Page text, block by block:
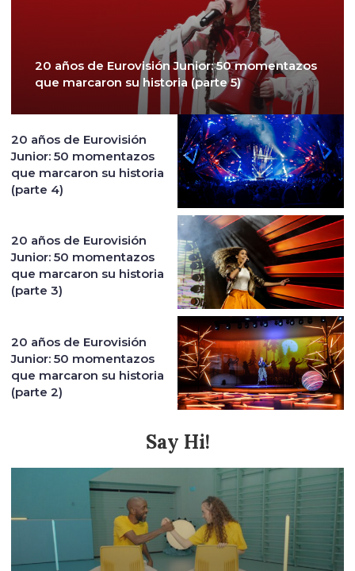
20 años de Eurovisión Junior: 50 momentazos
que marcaron su historia (parte 5)
20 años de Eurovisión
Junior: 50 momentazos
que marcaron su historia
(parte 4)
20 años de Eurovisión
Junior: 50 momentazos
que marcaron su historia
(parte 3)
20 años de Eurovisión
Junior: 50 momentazos
que marcaron su historia
(parte 2)
Say Hi!